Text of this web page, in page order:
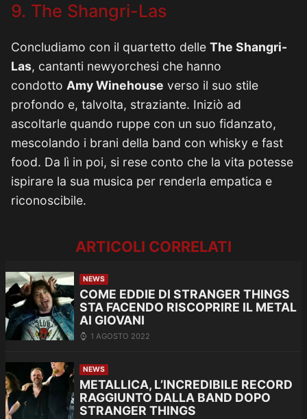
9. The Shangri-Las
Concludiamo con il quartetto delle The Shangri-
Las, cantanti newyorchesi che hanno
condotto Amy Winehouse verso il suo stile
profondo e, talvolta, straziante. Iniziò ad
ascoltarle quando ruppe con un suo fidanzato,
mescolando i brani della band con whisky e fast
food. Da lì in poi, si rese conto che la vita potesse
ispirare la sua musica per renderla empatica e
riconoscibile.
ARTICOLI CORRELATI
NEWS
COME EDDIE DI STRANGER THINGS
STA FACENDO RISCOPRIRE IL METAL
AI GIOVANI
1 AGOSTO 2022
NEWS
METALLICA, L’INCREDIBILE RECORD
RAGGIUNTO DALLA BAND DOPO
STRANGER THINGS